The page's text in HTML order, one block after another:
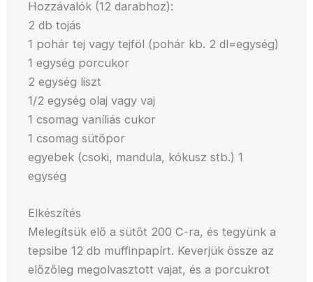
Hozzávalók (12 darabhoz):
2 db tojás
1 pohár tej vagy tejföl (pohár kb. 2 dl=egység)
1 egység porcukor
2 egység liszt
1/2 egység olaj vagy vaj
1 csomag vaníliás cukor
1 csomag sütőpor
egyebek (csoki, mandula, kókusz stb.) 1
egység
Elkészítés
Melegítsük elő a sütőt 200 C-ra, és tegyünk a
tepsibe 12 db muffinpapírt. Keverjük össze az
előzőleg megolvasztott vajat, és a porcukrot